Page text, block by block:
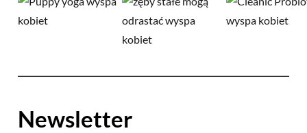
Newsletter